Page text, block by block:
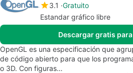
3.1 Gratuito
Estandar gráfico libre
Descargar gratis
OpenGL es una especificación que
de código abierto para que los
o 3D. Con figuras…